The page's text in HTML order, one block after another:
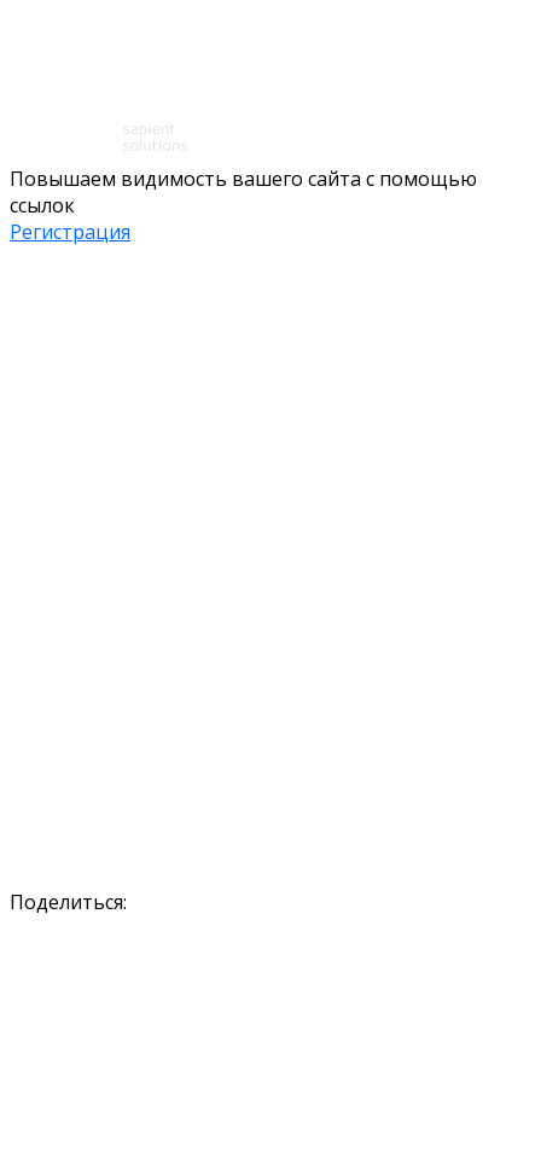
Повышаем видимость вашего сайта с помощью
ссылок
Регистрация
Поделиться: